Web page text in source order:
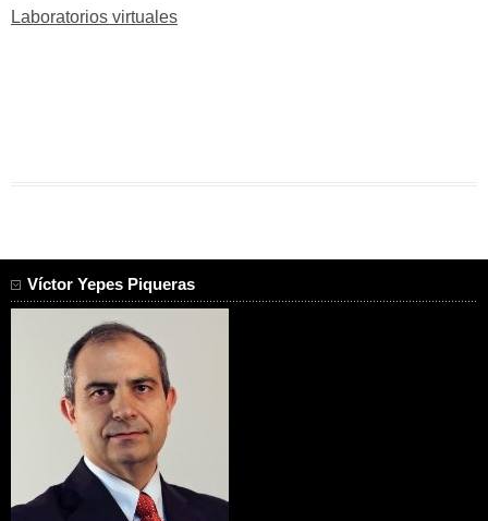
Laboratorios virtuales
Víctor Yepes Piqueras